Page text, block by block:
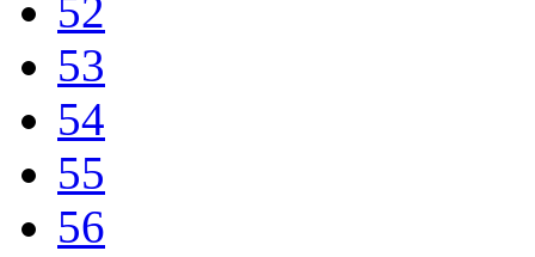
52
53
54
55
56